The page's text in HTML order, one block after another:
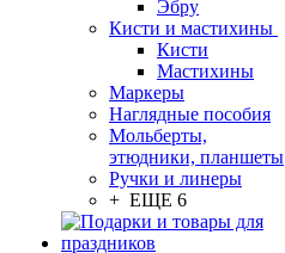
Эбру
Кисти и мастихины
Кисти
Мастихины
Маркеры
Наглядные пособия
Мольберты,
этюдники, планшеты
Ручки и линеры
+ ЕЩЕ 6